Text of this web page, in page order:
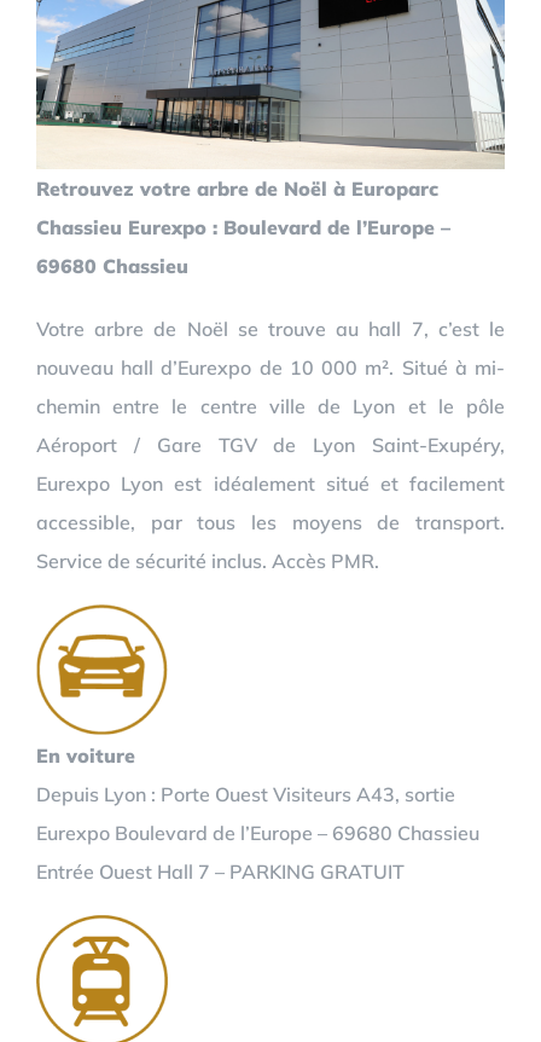
Retrouvez votre arbre de Noël à Europarc
Chassieu Eurexpo : Boulevard de l’Europe –
69680 Chassieu
Votre arbre de Noël se trouve au hall 7, c’est le
nouveau hall d’Eurexpo de 10 000 m². Situé à mi-
chemin entre le centre ville de Lyon et le pôle
Aéroport / Gare TGV de Lyon Saint-Exupéry,
Eurexpo Lyon est idéalement situé et facilement
accessible, par tous les moyens de transport.
Service de sécurité inclus. Accès PMR.
En voiture
Depuis Lyon : Porte Ouest Visiteurs A43, sortie
Eurexpo Boulevard de l’Europe – 69680 Chassieu
Entrée Ouest Hall 7 – PARKING GRATUIT